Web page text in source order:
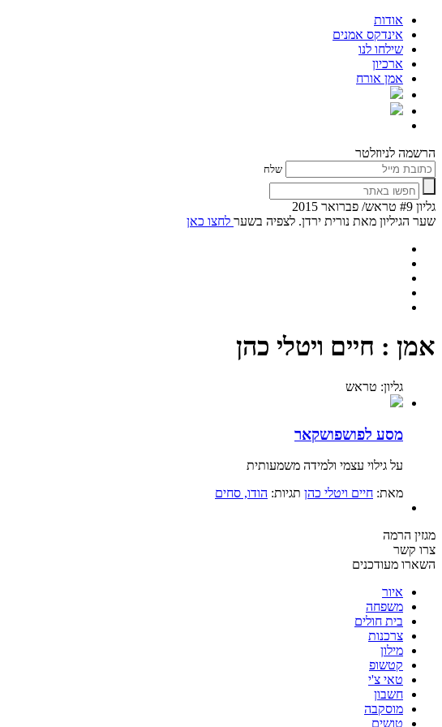
אודות
אינדקס אמנים
שילחו לנו
ארכיון
אמן אורח
הרשמה לניוזלטר
שלח
גליון #9 טראש/ פברואר 2015
שער הגיליון מאת נורית ירדן. לצפיה בשער לחצו כאן
אמן : חיים ויטלי כהן
גליון: טראש
מסע לפושפושקאר
על גילוי עצמי ולמידה משמעותית
מאת: חיים ויטלי כהן תגיות: הודו, סחים
מגזין הרמה
צרו קשר
השארו מעודכנים
איור
משפחה
בית חולים
צרכנות
מילון
קטשופ
טאי צ'י
חשבון
מוסקבה
טושים